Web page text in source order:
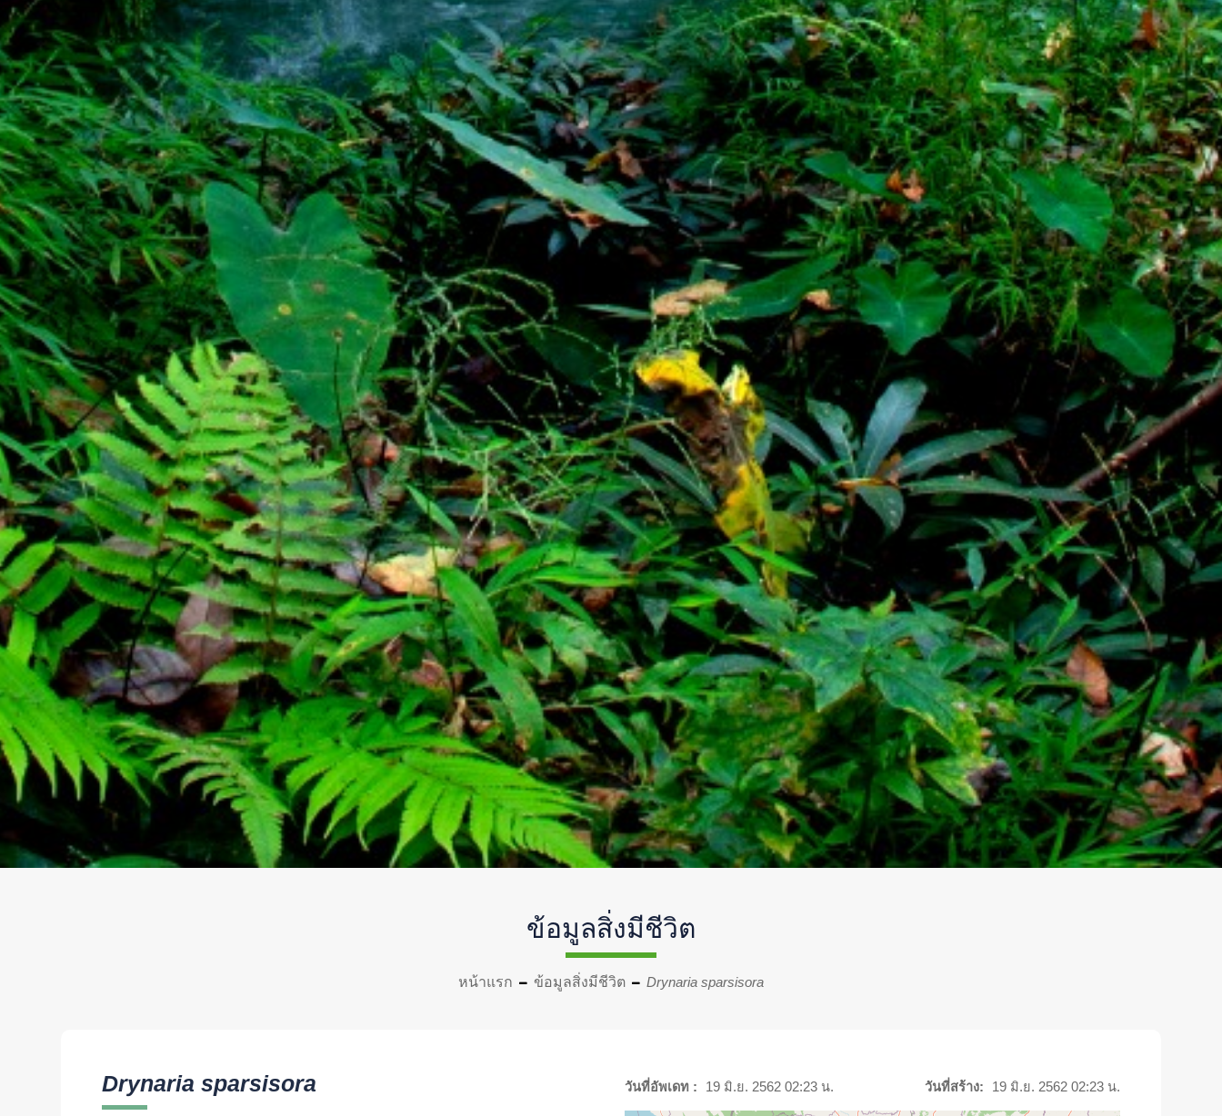
ข้อมูลสิ่งมีชีวิต
หน้าแรก ข้อมูลสิ่งมีชีวิต Drynaria sparsisora
Drynaria sparsisora วันที่อัพเดท : 19 มิ.ย. 2562 02:23 น. วันที่สร้าง: 19 มิ.ย. 2562 02:23 น.